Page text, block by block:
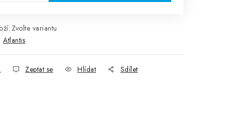
Zvolte variantu
Atlantis
Zeptat se Hlídat Sdílet